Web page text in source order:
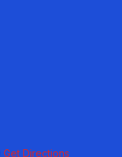
Get Directions